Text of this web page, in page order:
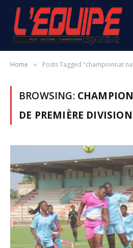
Home » Posts Tagged "championnat
BROWSING:
DE PREMIÈRE DIVISION